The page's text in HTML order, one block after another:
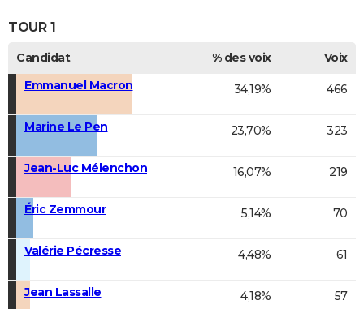
TOUR 1
Candidat % des voix
Voix
Emmanuel Macron
34,19% 466
Marine Le Pen 23,70% 323
Jean-Luc Mélenchon 16,07% 219
Éric Zemmour 5,14% 70
Valérie Pécresse 4,48% 61
Jean Lassalle 4,18% 57